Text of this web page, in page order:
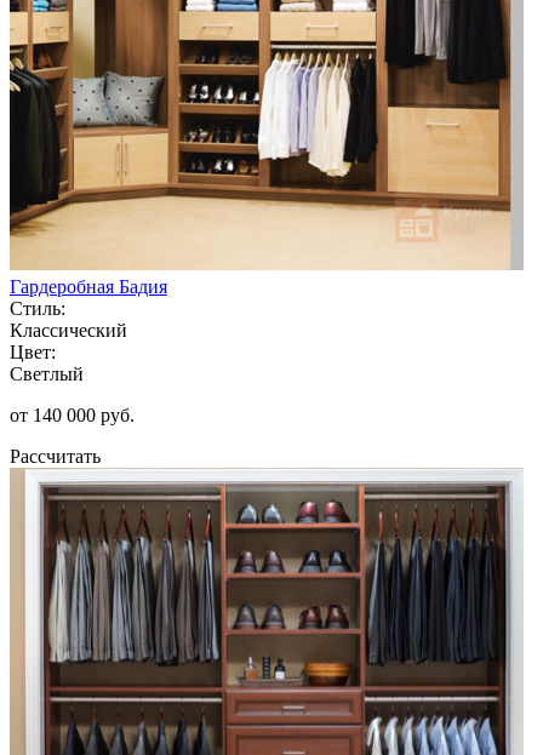
Гардеробная Бадия
Стиль:
Классический
Цвет:
Светлый
от 140 000 руб.
Рассчитать